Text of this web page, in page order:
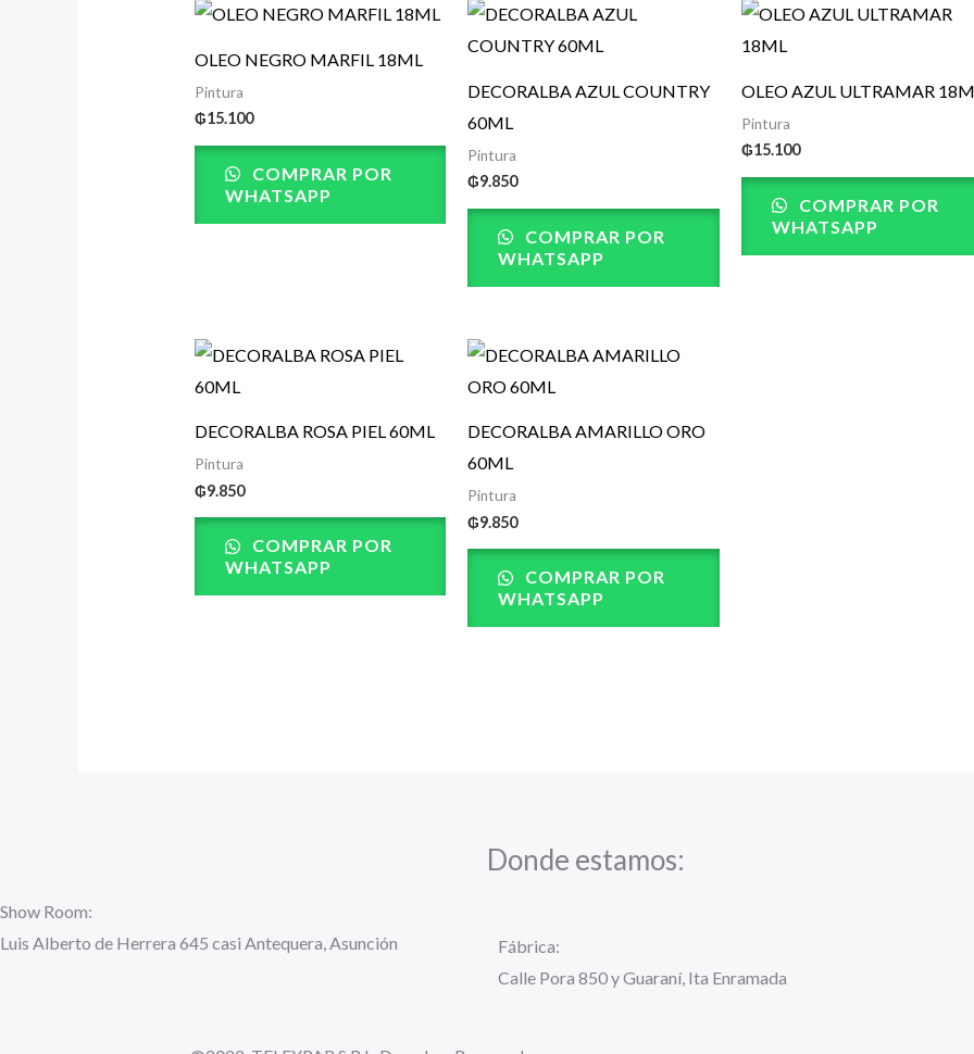
OLEO NEGRO MARFIL 18ML
Pintura
₲15.100
COMPRAR POR
WHATSAPP
DECORALBA AZUL COUNTRY
60ML
Pintura
₲9.850
COMPRAR POR
WHATSAPP
OLEO AZUL ULTRAMAR
Pintura
₲15.100
COMPRAR POR
WHATSAPP
DECORALBA ROSA PIEL 60ML
Pintura
₲9.850
COMPRAR POR
WHATSAPP
DECORALBA AMARILLO ORO
60ML
Pintura
₲9.850
COMPRAR POR
WHATSAPP
Show Room:
Luis Alberto de Herrera 645 casi Antequera, Asunción
Donde estamos:
Fábrica:
Calle Pora 850 y Guaraní, Ita Enramada